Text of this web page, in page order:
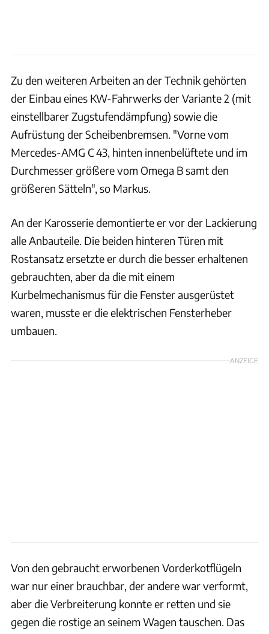
Zu den weiteren Arbeiten an der Technik gehörten
der Einbau eines KW-Fahrwerks der Variante 2 (mit
einstellbarer Zugstufendämpfung) sowie die
Aufrüstung der Scheibenbremsen. "Vorne vom
Mercedes-AMG C 43, hinten innenbelüftete und im
Durchmesser größere vom Omega B samt den
größeren Sätteln", so Markus.
An der Karosserie demontierte er vor der Lackierung
alle Anbauteile. Die beiden hinteren Türen mit
Rostansatz ersetzte er durch die besser erhaltenen
gebrauchten, aber da die mit einem
Kurbelmechanismus für die Fenster ausgerüstet
waren, musste er die elektrischen Fensterheber
umbauen.
ANZEIGE
Von den gebraucht erworbenen Vorderkotflügeln
war nur einer brauchbar, der andere war verformt,
aber die Verbreiterung konnte er retten und sie
gegen die rostige an seinem Wagen tauschen. Das